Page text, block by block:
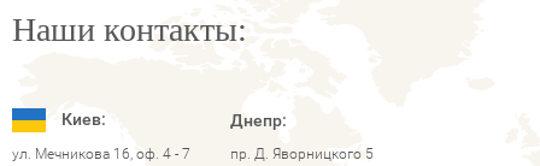
Наши контакты:
Киев:
ул. Мечникова 16, оф. 4 - 7
Днепр:
пр. Д. Яворницкого 5